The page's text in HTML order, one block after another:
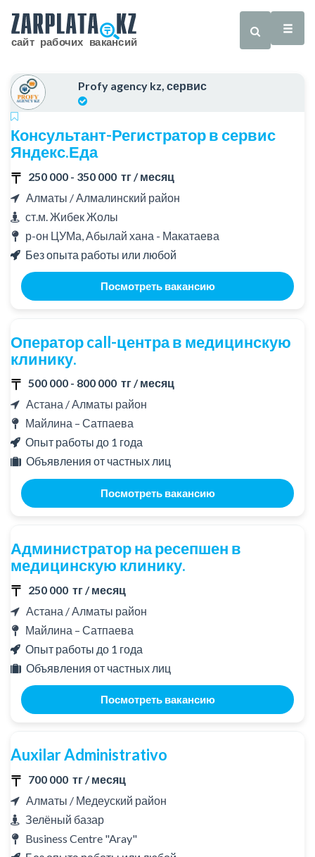
Profy agency kz, сервис
Консультант-Регистратор в сервис
Яндекс.Еда
250 000 - 350 000 тг / месяц
Алматы / Алмалинский район
ст.м. Жибек Жолы
р-он ЦУМа, Абылай хана - Макатаева
Без опыта работы или любой
Посмотреть вакансию
Оператор call-центра в медицинскую
клинику.
500 000 - 800 000 тг / месяц
Астана / Алматы район
Майлина – Сатпаева
Опыт работы до 1 года
Объявления от частных лиц
Посмотреть вакансию
Администратор на ресепшен в
медицинскую клинику.
250 000 тг / месяц
Астана / Алматы район
Майлина – Сатпаева
Опыт работы до 1 года
Объявления от частных лиц
Посмотреть вакансию
Auxilar Administrativo
700 000 тг / месяц
Алматы / Медеуский район
Зелёный базар
Business Centre "Aray"